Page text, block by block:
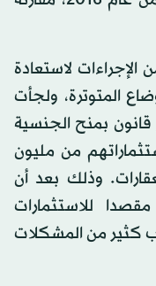
لاستعادة
المتوترة، ولجأت
بمنح الجنسية
من مليون
وذلك بعد أن
للاستثمارات
كثير من المشكلات